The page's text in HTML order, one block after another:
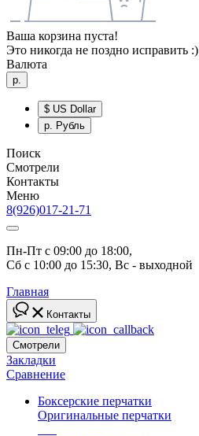
Ваша корзина пуста!
Это никогда не поздно исправить :)
Валюта
р.
$ US Dollar
р. Рубль
Поиск
Смотрели
Контакты
Меню
8(926)017-21-71
Пн-Пт с 09:00 до 18:00,
Сб с 10:00 до 15:30, Вс - выходной
Главная
Контакты
Смотрели
Закладки
Сравнение
Боксерские перчатки
Оригинальные перчатки